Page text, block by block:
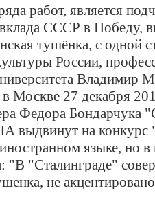
работ, является
вклада СССР в Победу,
тушёнка, с одной
России,
Владимир
Москве 27 декабря
Федора Бондарчука
выдвинут на конкурс
языке, но в
"В "Сталинграде"
не